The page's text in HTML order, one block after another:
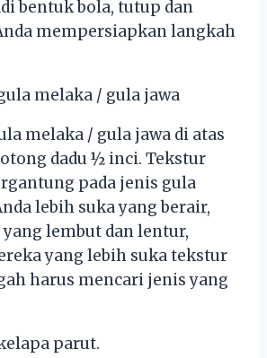
bentuk bola, tutup dan
mempersiapkan langkah
melaka / gula jawa
melaka / gula jawa di atas
dadu ½ inci. Tekstur
pada jenis gula
lebih suka yang berair,
lembut dan lentur,
yang lebih suka tekstur
harus mencari jenis yang
parut.